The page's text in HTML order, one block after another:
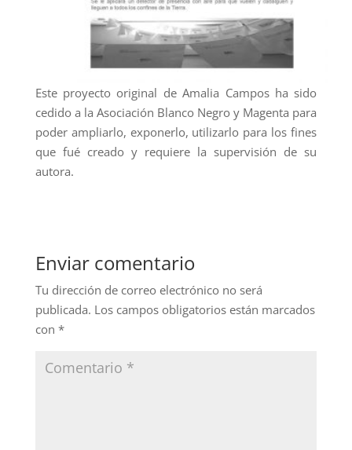
Este proyecto original de Amalia Campos ha sido
cedido a la Asociación Blanco Negro y Magenta para
poder ampliarlo, exponerlo, utilizarlo para los fines
que fué creado y requiere la supervisión de su
autora.
Enviar comentario
Tu dirección de correo electrónico no será
publicada. Los campos obligatorios están marcados
con *